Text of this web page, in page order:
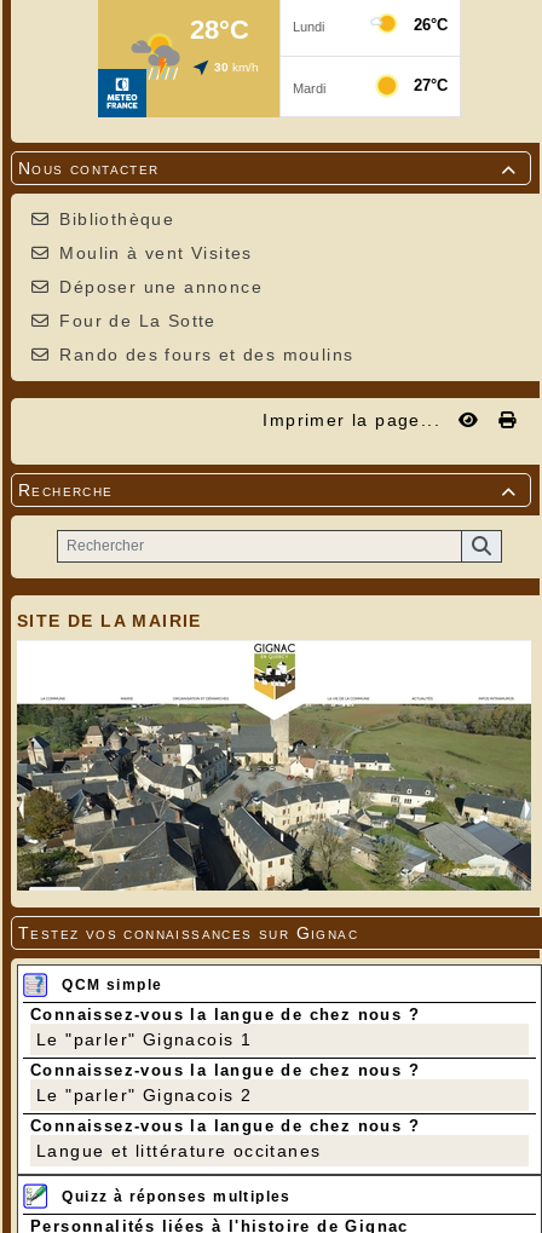

Nous contacter
Bibliothèque
Moulin à vent Visites
Déposer une annonce
Four de La Sotte
Rando des fours et des moulins
Imprimer la page...

Recherche
SITE DE LA MAIRIE
Testez vos connaissances sur Gignac
QCM simple
Connaissez-vous la langue de chez nous ?
Le "parler" Gignacois 1
Connaissez-vous la langue de chez nous ?
Le "parler" Gignacois 2
Connaissez-vous la langue de chez nous ?
Langue et littérature occitanes
Quizz à réponses multiples
Personnalités liées à l'histoire de Gignac